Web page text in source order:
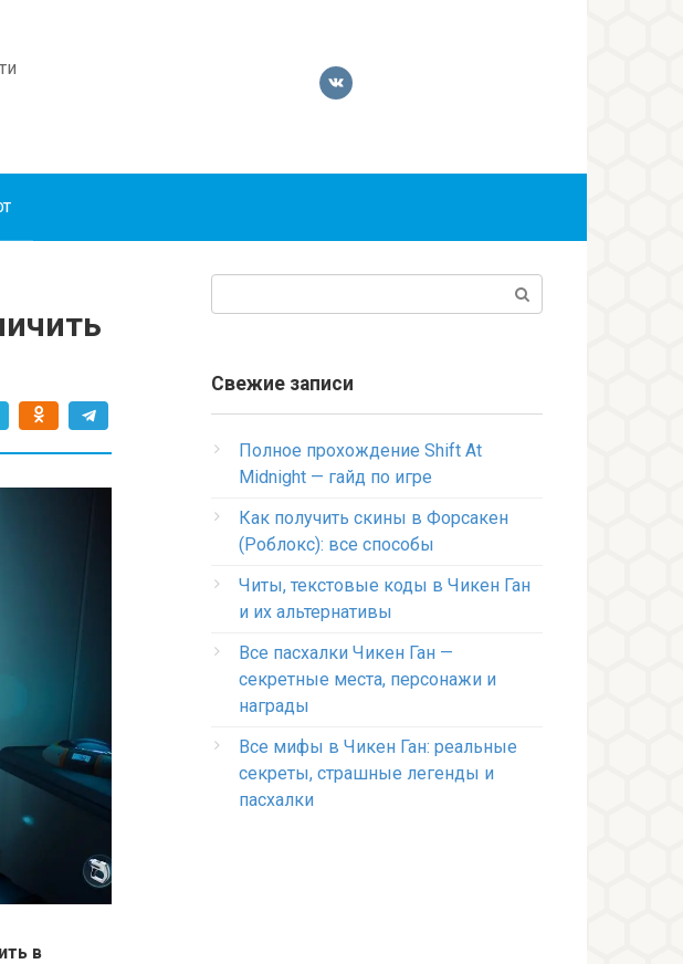
в
Свежие записи
Полное прохождение Shift At
Midnight — гайд по игре
Как получить скины в Форсакен
(Роблокс): все способы
Читы, текстовые коды в Чикен Ган
и их альтернативы
Все пасхалки Чикен Ган —
секретные места, персонажи и
награды
Все мифы в Чикен Ган: реальные
секреты, страшные легенды и
пасхалки